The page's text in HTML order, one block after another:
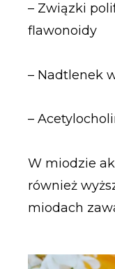
– Związki
flawonoidy
– Nadtlenek
–
W miodzie
również
miodach